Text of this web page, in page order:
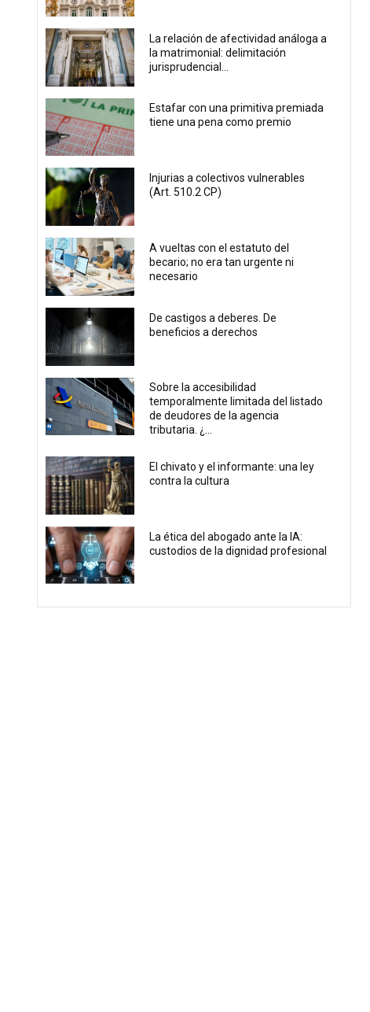
La relación de afectividad análoga a
la matrimonial: delimitación
jurisprudencial...
Estafar con una primitiva premiada
tiene una pena como premio
Injurias a colectivos vulnerables
(Art. 510.2 CP)
A vueltas con el estatuto del
becario; no era tan urgente ni
necesario
De castigos a deberes. De
beneficios a derechos
Sobre la accesibilidad
temporalmente limitada del listado
de deudores de la agencia
tributaria. ¿...
El chivato y el informante: una ley
contra la cultura
La ética del abogado ante la IA:
custodios de la dignidad profesional